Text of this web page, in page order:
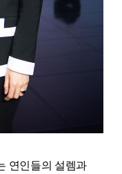
연인들의 설렘과